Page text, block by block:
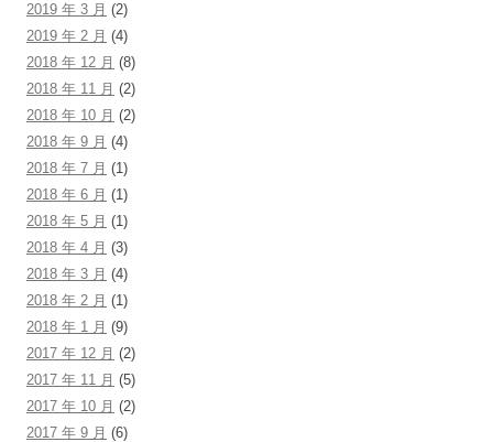
2019 年 3 月 (2)
2019 年 2 月 (4)
2018 年 12 月 (8)
2018 年 11 月 (2)
2018 年 10 月 (2)
2018 年 9 月 (4)
2018 年 7 月 (1)
2018 年 6 月 (1)
2018 年 5 月 (1)
2018 年 4 月 (3)
2018 年 3 月 (4)
2018 年 2 月 (1)
2018 年 1 月 (9)
2017 年 12 月 (2)
2017 年 11 月 (5)
2017 年 10 月 (2)
2017 年 9 月 (6)